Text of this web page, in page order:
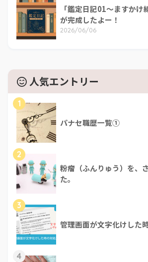
「鑑定日記01～ますかけ
が完成したよー！
2026/06/06
人気エントリー
1
パナセ職歴一覧①
2
粉瘤（ふんりゅう）を、
た。
3
管理画面が文字化けした
4